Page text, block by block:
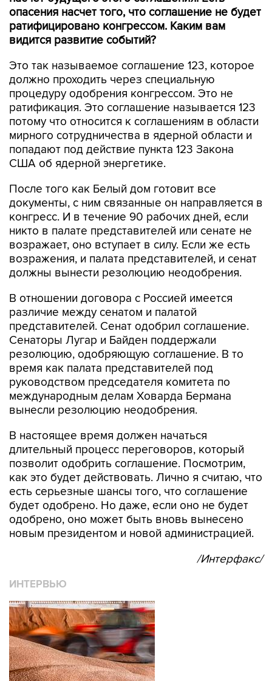
опасения насчет того, что соглашение не будет
ратифицировано конгрессом. Каким вам
видится развитие событий?
Это так называемое соглашение 123, которое
должно проходить через специальную
процедуру одобрения конгрессом. Это не
ратификация. Это соглашение называется 123
потому что относится к соглашениям в области
мирного сотрудничества в ядерной области и
попадают под действие пункта 123 Закона
США об ядерной энергетике.
После того как Белый дом готовит все
документы, с ним связанные он направляется в
конгресс. И в течение 90 рабочих дней, если
никто в палате представителей или сенате не
возражает, оно вступает в силу. Если же есть
возражения, и палата представителей, и сенат
должны вынести резолюцию неодобрения.
В отношении договора с Россией имеется
различие между сенатом и палатой
представителей. Сенат одобрил соглашение.
Сенаторы Лугар и Байден поддержали
резолюцию, одобряющую соглашение. В то
время как палата представителей под
руководством председателя комитета по
международным делам Ховарда Бермана
вынесли резолюцию неодобрения.
В настоящее время должен начаться
длительный процесс переговоров, который
позволит одобрить соглашение. Посмотрим,
как это будет действовать. Лично я считаю, что
есть серьезные шансы того, что соглашение
будет одобрено. Но даже, если оно не будет
одобрено, оно может быть вновь вынесено
новым президентом и новой администрацией.
/Интерфакс/
ИНТЕРВЬЮ